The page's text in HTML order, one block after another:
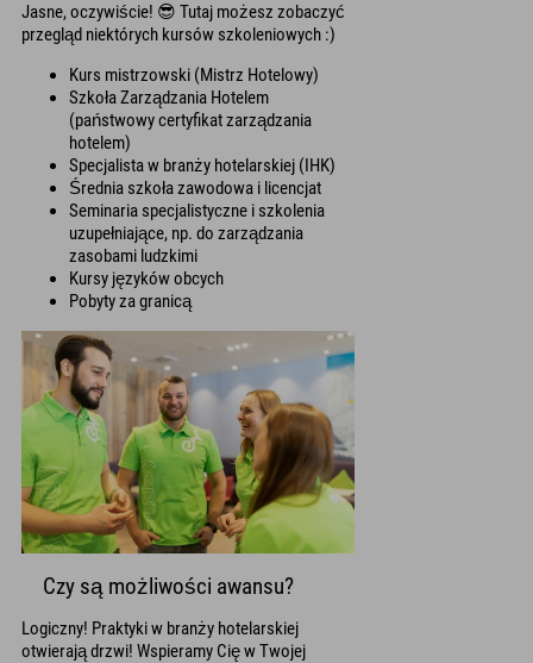
Jasne, oczywiście! 😎 Tutaj możesz zobaczyć
przegląd niektórych kursów szkoleniowych :)
Kurs mistrzowski (Mistrz Hotelowy)
Szkoła Zarządzania Hotelem
(państwowy certyfikat zarządzania
hotelem)
Specjalista w branży hotelarskiej (IHK)
Średnia szkoła zawodowa i licencjat
Seminaria specjalistyczne i szkolenia
uzupełniające, np. do zarządzania
zasobami ludzkimi
Kursy języków obcych
Pobyty za granicą
Czy są możliwości awansu?
Logiczny! Praktyki w branży hotelarskiej
otwierają drzwi! Wspieramy Cię w Twojej